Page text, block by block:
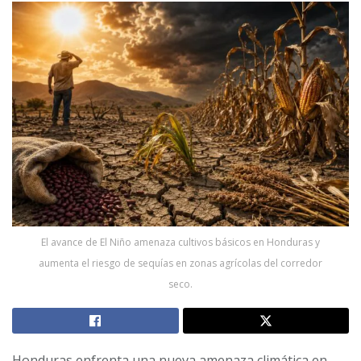
El avance de El Niño amenaza cultivos básicos en Honduras y
aumenta el riesgo de sequías en zonas agrícolas del corredor
seco.